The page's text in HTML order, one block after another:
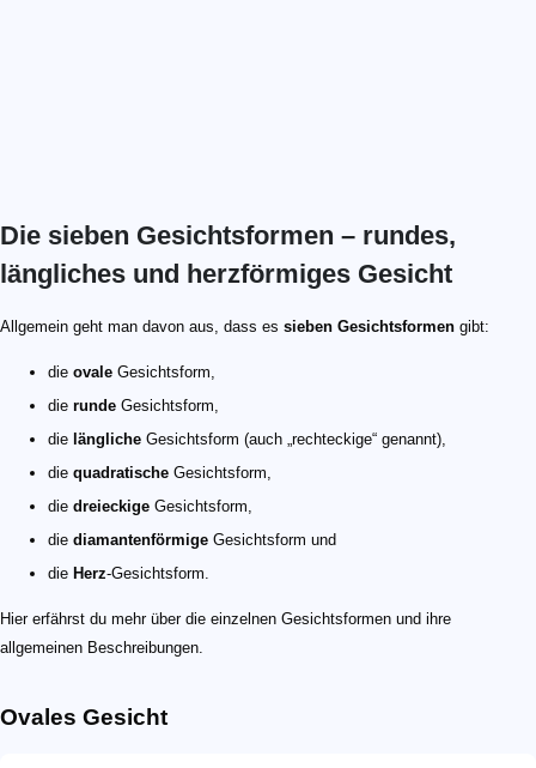
Die sieben Gesichtsformen – rundes,
längliches und herzförmiges Gesicht
Allgemein geht man davon aus, dass es sieben Gesichtsformen gibt:
die ovale Gesichtsform,
die runde Gesichtsform,
die längliche Gesichtsform (auch „rechteckige“ genannt),
die quadratische Gesichtsform,
die dreieckige Gesichtsform,
die diamantenförmige Gesichtsform und
die Herz-Gesichtsform.
Hier erfährst du mehr über die einzelnen Gesichtsformen und ihre
allgemeinen Beschreibungen.
Ovales Gesicht